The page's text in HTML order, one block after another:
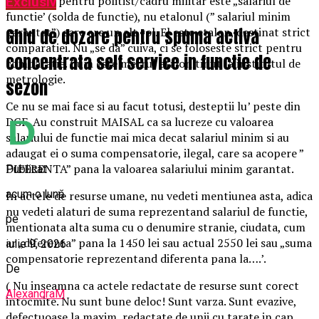
functie’ (solda de functie), nu etalonul (” salariul minim
garantat”) care are un alt rol. El este etalon, destinat strict
comparatiei. Nu „se da” cuiva, ci se foloseste strict pentru
comparatie. Cum este metrul etalon tinut la institutul de
metrologie.
Ce nu se mai face si au facut totusi, desteptii lu’ peste din
DGF. Au construit MAISAL ca sa lucreze cu valoarea
salariului de functie mai mica decat salariul minim si au
adaugat ei o suma compensatorie, ilegal, care sa acopere ”
DIFERENTA” pana la valoarea salariului minim garantat.
In actele de resurse umane, nu vedeti mentiunea asta, adica
nu vedeti alaturi de suma reprezentand salariul de functie,
mentionata alta suma cu o denumire stranie, ciudata, cum
ar „diferenta” pana la 1450 lei sau actual 2550 lei sau „suma
compensatorie reprezentand diferenta pana la….’.
( Nu inseamna ca actele redactate de resurse sunt corect
intocmite. Nu sunt bune deloc! Sunt varza. Sunt evazive,
Ghid de dozare pentru spuma activa
concentrata self service in functie de
sezon
Publicat
acum o lună
pe
iulie 9, 2026
De
AlexandraM